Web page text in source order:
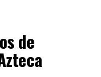
Marcelo Ebrard,
Estados Unidos y
y continúa
pese a los
de